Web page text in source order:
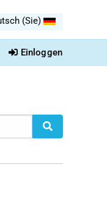
(Sie)
Einloggen